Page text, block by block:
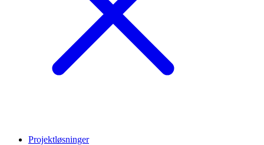
Projektløsninger